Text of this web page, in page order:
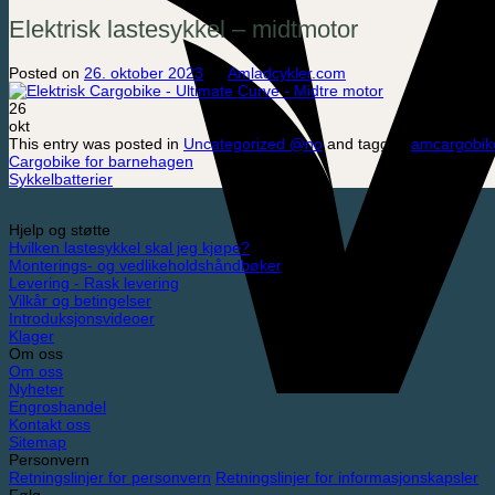
Elektrisk lastesykkel – midtmotor
Posted on 26. oktober 2023
Amladcykler.com
26
okt
This entry was posted in Uncategorized @noand tagged
Cargobike for barnehagen
Sykkelbatterier
Hjelp og støtte
Hvilken lastesykkel skal jeg kjøpe?
Monterings- og vedlikeholdshåndbøker
Levering - Rask levering
Vilkår og betingelser
Introduksjonsvideoer
Klager
Om oss
Om oss
Nyheter
Engroshandel
Kontakt oss
Sitemap
Personvern
Retningslinjer for personvern Retningslinjer for informasjonskapsler